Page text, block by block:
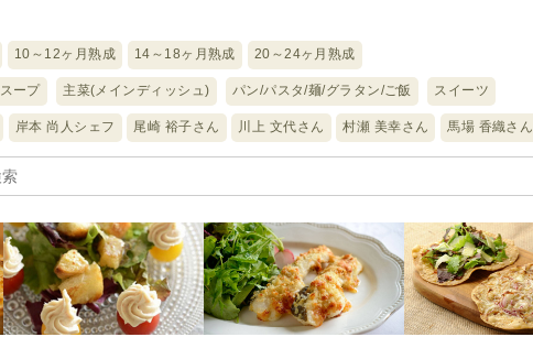
10～12ヶ月熟成 14～18ヶ月熟成 20～24ヶ月熟成
スープ 主菜(メインディッシュ) パン/パスタ/麺/グラタン/ご飯 スイーツ
岸本 尚人シェフ 尾崎 裕子さん 川上 文代さん 村瀬 美幸さん 馬場 香織さん